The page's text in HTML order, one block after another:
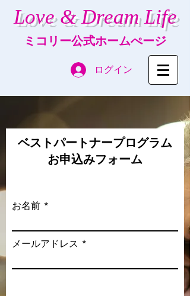
Love & Dream Life
ミコリー公式ホームぺージ
ログイン
ベストパートナープログラム
​お申込みフォーム
お名前
メールアドレス